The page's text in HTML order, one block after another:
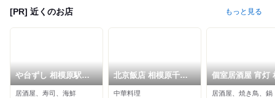
[PR] 近くのお店 もっと見る
や台ずし 相模原駅南
口町
居酒屋、寿司、海鮮
北京飯店 相模原千代
田店
中華料理
個室居酒屋 宵灯
大野店
居酒屋、焼き鳥、鍋